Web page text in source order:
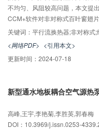
不均匀、风阻较高问题，本文提
CCM+软件对非对称式百叶窗翅
换热器内部温度场和压力场的变
力因子f曲线。研究结果表明：
下降，但对风阻的降低效果显著
31.9%，且整个翅片的换热更加
位。对新型翅片进行实验研究
关键词： 平行流换热器;非对称式
<网络PDF> <引用本文>
更新时间： 2024-07-18
新型通水地板耦合空气源热
高峰,王宇,李艳菊,李胜英,郭春梅
DOI：10.3969/j.issn.0253-